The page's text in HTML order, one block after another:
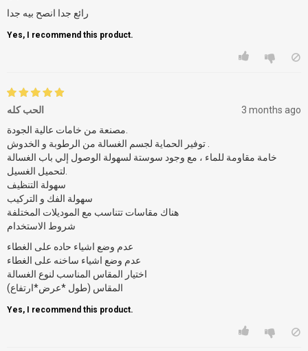
Yes, I recommend this product.
الحب كله
3 months ago
مصنعة من خامات عالية الجودة.
توفير الحماية لجسم الغسالة من الرطوبة و الخدوش .
خامة مقاومة للماء ، مع وجود سوستة لسهولة الوصول إلي باب الغسالة
لتحميل الغسيل.
سهولة التنظيف
سهولة الفك و التركيب
هناك مقاسات تتناسب مع الموديلات المختلفة
شروط الاستخدام
عدم وضع اشياء حاده على الغطاء
عدم وضع اشياء ساخنه على الغطاء
اختيار المقاس المناسب لنوع الغسالة
المقاس (طول *عرض*ارتفاع)
Yes, I recommend this product.